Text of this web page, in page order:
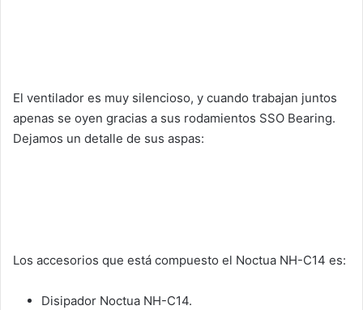
El ventilador es muy silencioso, y cuando trabajan juntos
apenas se oyen gracias a sus rodamientos SSO Bearing.
Dejamos un detalle de sus aspas:
Los accesorios que está compuesto el Noctua NH-C14 es:
Disipador Noctua NH-C14.